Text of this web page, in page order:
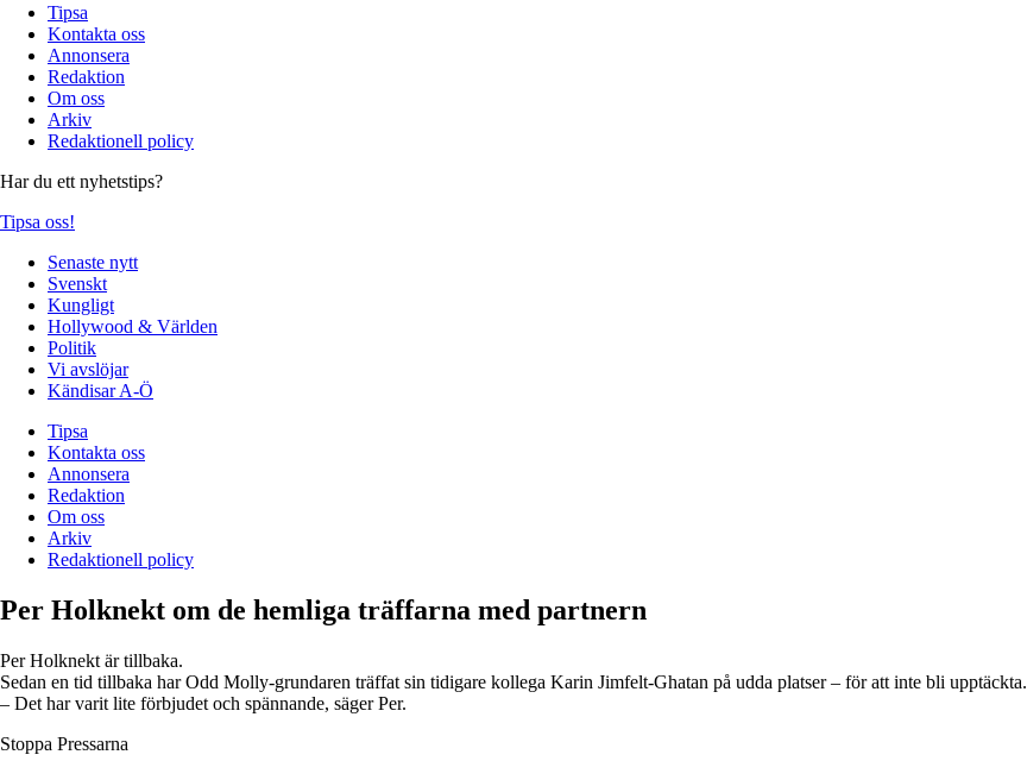
Tipsa
Kontakta oss
Annonsera
Redaktion
Om oss
Arkiv
Redaktionell policy
Har du ett nyhetstips?
Tipsa oss!
Senaste nytt
Svenskt
Kungligt
Hollywood & Världen
Politik
Vi avslöjar
Kändisar A-Ö
Tipsa
Kontakta oss
Annonsera
Redaktion
Om oss
Arkiv
Redaktionell policy
Per Holknekt om de hemliga träffarna med partnern
Per Holknekt är tillbaka.
Sedan en tid tillbaka har Odd Molly-grundaren träffat sin tidigare kollega Karin Jimfelt-Ghatan på udda platser – för att inte bli upptäckta.
– Det har varit lite förbjudet och spännande, säger Per.
Stoppa Pressarna